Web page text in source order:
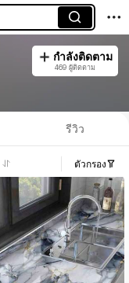
กำลังติดตาม
469 ผู้ติดตาม
รีวิว
ตัวกรอง